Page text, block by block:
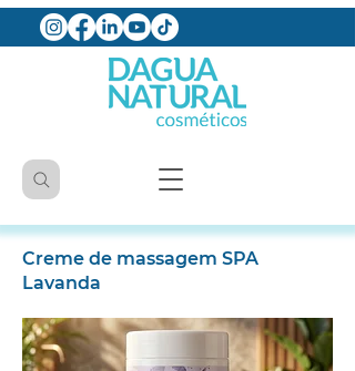
Creme de massagem SPA
Lavanda